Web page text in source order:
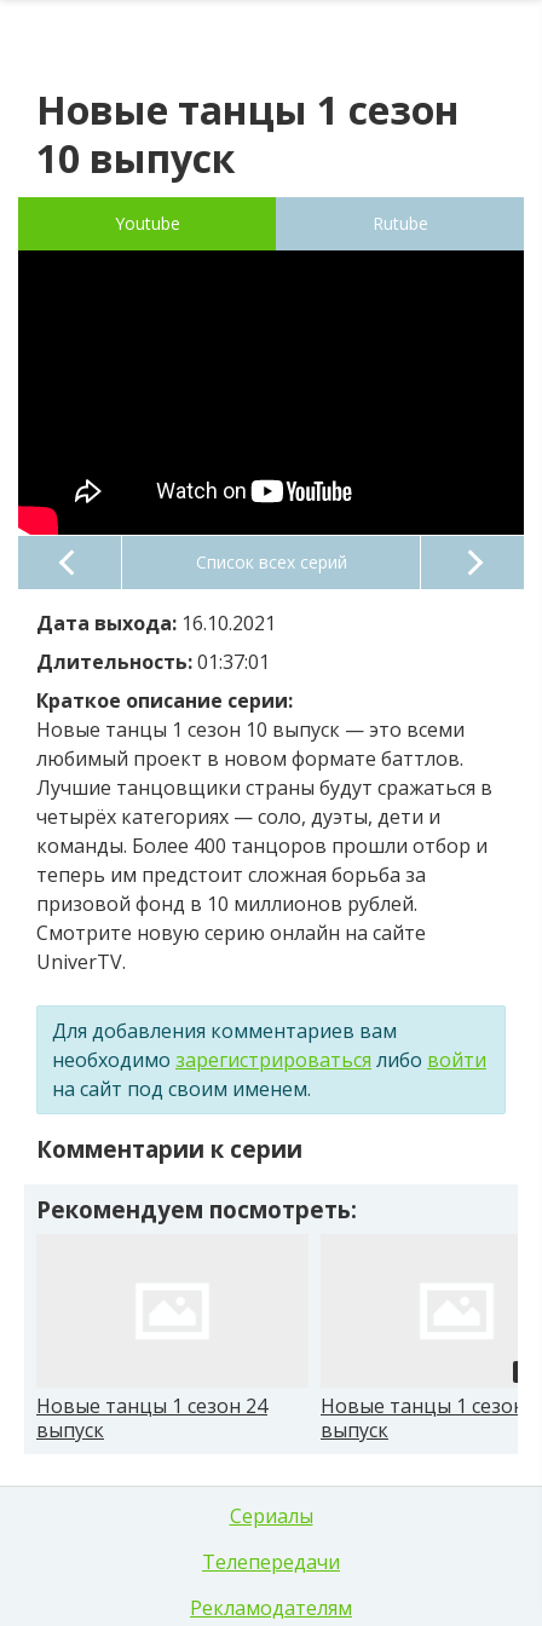
Новые танцы 1 сезон
10 выпуск
Youtube Rutube
Список всех серий
Дата выхода: 16.10.2021
Длительность:01:37:01
Краткое описание серии:
Новые танцы 1 сезон 10 выпуск — это всеми
любимый проект в новом формате баттлов.
Лучшие танцовщики страны будут сражаться в
четырёх категориях — соло, дуэты, дети и
команды. Более 400 танцоров прошли отбор и
теперь им предстоит сложная борьба за
призовой фонд в 10 миллионов рублей.
Смотрите новую серию онлайн на сайте
UniverTV.
Для добавления комментариев вам
необходимо зарегистрироваться либо войти
на сайт под своим именем.
Комментарии к серии
Рекомендуем посмотреть:
Новые танцы 1 сезон 24
выпуск
Новые танцы 1 сезон
выпуск
Сериалы
Телепередачи
Рекламодателям